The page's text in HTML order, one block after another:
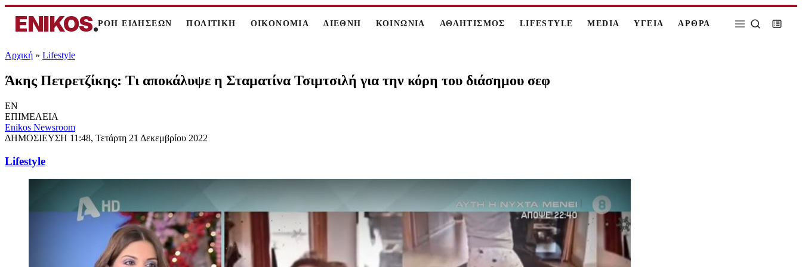
ENIKOS.ΡΟΗ ΕΙΔΗΣΕΩΝ ΠΟΛΙΤΙΚΗ ΟΙΚΟΝΟΜΙΑ ΔΙΕΘΝΗ ΚΟΙΝΩΝΙΑ ΑΘΛΗΤΙΣΜΟΣ LIFESTYLE MEDIA ΥΓΕΙΑ ΑΡΘΡΑ
Αρχική » Lifestyle
Άκης Πετρετζίκης: Τι αποκάλυψε η Σταματίνα Τσιμτσιλή για την κόρη του διάσημου σεφ
EN
ΕΠΙΜΕΛΕΙΑ
Enikos Newsroom
ΔΗΜΟΣΙΕΥΣΗ 11:48, Τετάρτη 21 Δεκεμβρίου 2022
Lifestyle